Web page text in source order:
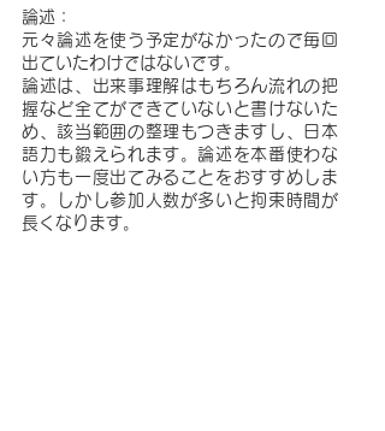
論述：
元々論述を使う予定がなかったので毎回
出ていたわけではないです。
論述は、出来事理解はもちろん流れの把
握など全てができていないと書けないた
め、該当範囲の整理もつきますし、日本
語力も鍛えられます。論述を本番使わな
い方も一度出てみることをおすすめしま
す。しかし参加人数が多いと拘束時間が
長くなります。